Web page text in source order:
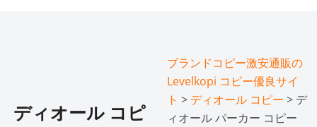
ディオール コピ
ブランドコピー激安通販の
Levelkopi コピー優良サイ
ト > ディオール コピー > デ
ィオール パーカー コピー